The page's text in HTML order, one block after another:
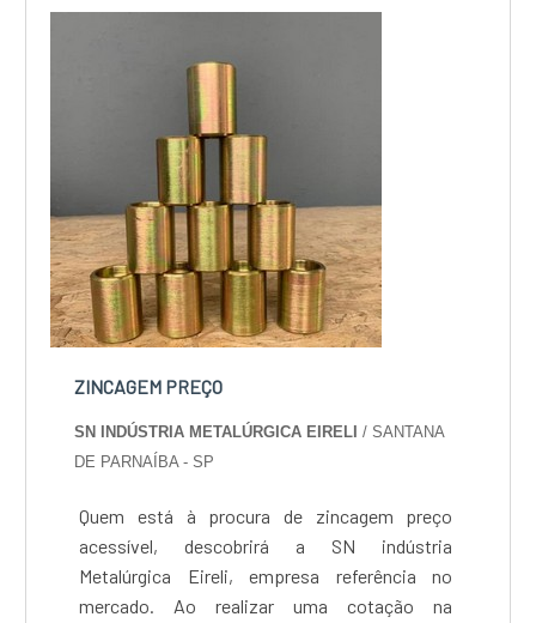
custo-benefício e um design completo de
ZINCAGEM PREÇO
SN INDÚSTRIA METALÚRGICA EIRELI/ SANTANA
DE PARNAÍBA - SP
Quem está à procura de zincagem preço
acessível, descobrirá a SN indústria
Metalúrgica Eireli, empresa referência no
mercado. Ao realizar uma cotação na